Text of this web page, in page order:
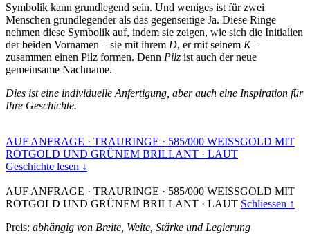
Symbolik kann grundlegend sein. Und weniges ist für zwei
Menschen grundlegender als das gegenseitige Ja. Diese Ringe
nehmen diese Symbolik auf, indem sie zeigen, wie sich die Initialien
der beiden Vornamen – sie mit ihrem D, er mit seinem K–
zusammen einen Pilz formen. Denn Pilz ist auch der neue
gemeinsame Nachname.
Dies ist eine individuelle Anfertigung, aber auch eine Inspiration für
Ihre Geschichte.
AUF ANFRAGE · TRAURINGE · 585/000 WEISSGOLD MIT
ROTGOLD UND GRÜNEM BRILLANT · LAUT
Geschichte lesen ↓
AUF ANFRAGE · TRAURINGE · 585/000 WEISSGOLD MIT
ROTGOLD UND GRÜNEM BRILLANT · LAUT Schliessen ↑
Preis: abhängig von Breite, Weite, Stärke und Legierung